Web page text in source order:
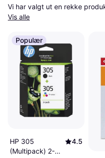
Vis alle
Populær
HP 305
(Multipack) 2-
4.5